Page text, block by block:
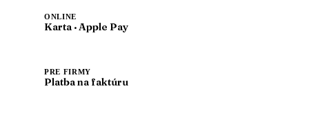
ONLINE
Karta · Apple Pay
PRE FIRMY
Platba na faktúru